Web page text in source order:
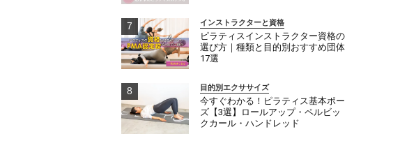
インストラクターと資格
ピラティスインストラクター資格の
選び方｜種類と目的別おすすめ団体
17選
目的別エクササイズ
今すぐわかる！ピラティス基本ポー
ズ【3選】ロールアップ・ペルビッ
クカール・ハンドレッド